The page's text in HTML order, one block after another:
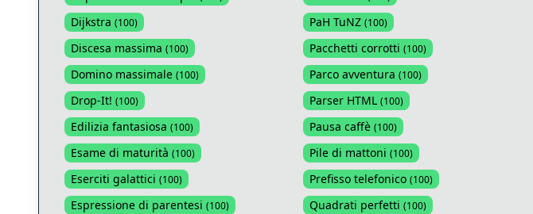
Dijkstra (100)
Discesa massima (100)
Domino massimale (100)
Drop-It! (100)
Edilizia fantasiosa (100)
Esame di maturità (100)
Eserciti galattici (100)
Espressione di parentesi (100)
PaH TuNZ (100)
Pacchetti corrotti (100)
Parco avventura (100)
Parser HTML (100)
Pausa caffè (100)
Pile di mattoni (100)
Prefisso telefonico (100)
Quadrati perfetti (100)